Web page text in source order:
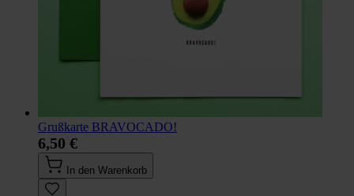
Grußkarte BRAVOCADO!
6,50 €
In den Warenkorb